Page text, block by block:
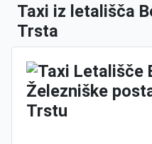
Taxi iz letališča
Trsta